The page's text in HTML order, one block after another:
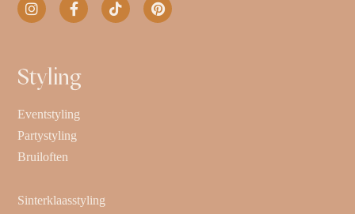
Styling
Eventstyling
Partystyling
Bruiloften
Sinterklaasstyling